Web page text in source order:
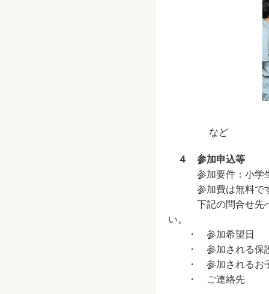
など
４ 参加申込等
参加要件：小学生
参加費は無料で
下記の問合せ先へ
い。
・ 参加希望日
・ 参加される保護
・ 参加されるお子
・ ご連絡先